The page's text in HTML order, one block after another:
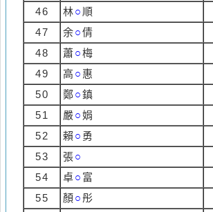
46 林○ 順
47 余○倩
48 蕭○梅
49 高 ○ 惠
50 鄭○鎮
51 嚴○娟
52 賴 ○ 勇
53 張○
54 卓○ 富
55 顏○彤